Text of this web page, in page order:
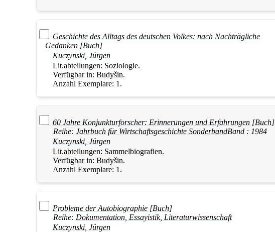
Geschichte des Alltags des deutschen Volkes: nach Nachträgliche
Gedanken [Buch]
Kuczynski, Jürgen
Lit.abteilungen: Soziologie.
Verfügbar in: Budyšin.
Anzahl Exemplare: 1.
60 Jahre Konjunkturforscher: Erinnerungen und Erfahrungen [Buch]
Reihe: Jahrbuch für Wirtschaftsgeschichte SonderbandBand : 1984
Kuczynski, Jürgen
Lit.abteilungen: Sammelbiografien.
Verfügbar in: Budyšin.
Anzahl Exemplare: 1.
Probleme der Autobiographie [Buch]
Reihe: Dokumentation, Essayistik, Literaturwissenschaft
Kuczynski, Jürgen